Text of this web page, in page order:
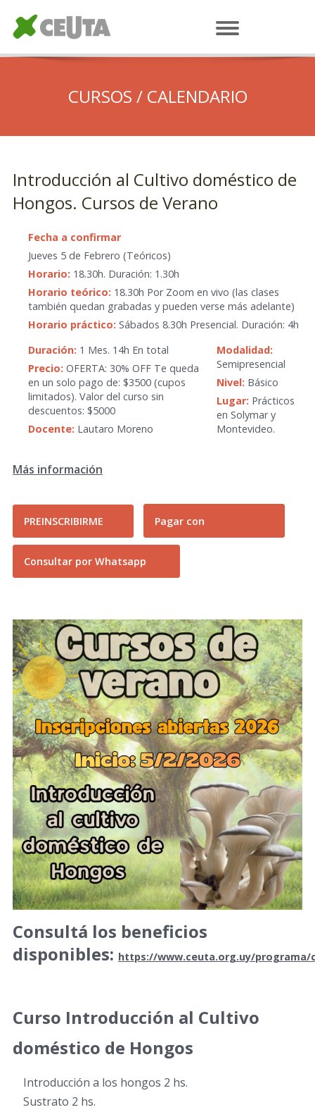
CURSOS / CALENDARIO
Introducción al Cultivo doméstico de
Hongos. Cursos de Verano
Fecha a confirmar
Jueves 5 de Febrero (Teóricos)
Horario: 18.30h. Duración: 1.30h
Horario teórico: 18.30h Por Zoom en vivo (las clases
también quedan grabadas y pueden verse más adelante)
Horario práctico: Sábados 8.30h Presencial. Duración: 4h
Duración: 1 Mes. 14h En total
Precio: OFERTA: 30% OFF Te queda
en un solo pago de: $3500 (cupos
limitados). Valor del curso sin
descuentos: $5000
Docente: Lautaro Moreno
Modalidad:
Semipresencial
Nivel: Básico
Lugar: Prácticos
en Solymar y
Montevideo.
Más información
PREINSCRIBIRME Pagar con
Consultar por Whatsapp
Consultá los beneficios
disponibles: https://www.ceuta.org.uy/programa/
Curso Introducción al Cultivo
doméstico de Hongos
Introducción a los hongos 2 hs.
Sustrato 2 hs.